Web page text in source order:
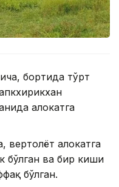
бортида тўрт
ҳалокатга
ҳалокатга
бўлган ва бир киши
бўлган.